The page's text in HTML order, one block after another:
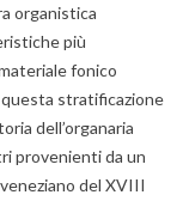
organistica
più
fonico
stratificazione
dell’organaria
provenienti da un
del XVIII